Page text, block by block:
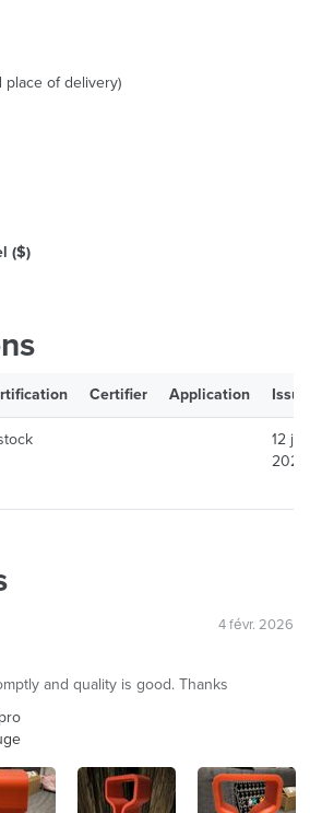
place of delivery)
($)
Certifier Application
12
2026
4 févr. 2026
and quality is good. Thanks